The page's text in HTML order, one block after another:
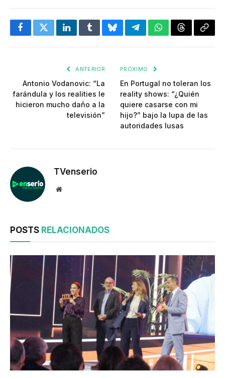
FacebookTwitterLinkedInTumblrBlueskyTelegramWhatsApp
Threads
ANTERIOR
Antonio Vodanovic: “La
farándula y los realities le
hicieron mucho daño a la
televisión”
PRÓXIMO
En Portugal no toleran los
reality shows: “¿Quién
quiere casarse con mi
hijo?” bajo la lupa de las
autoridades lusas
TVenserio
Website
POSTS RELACIONADOS